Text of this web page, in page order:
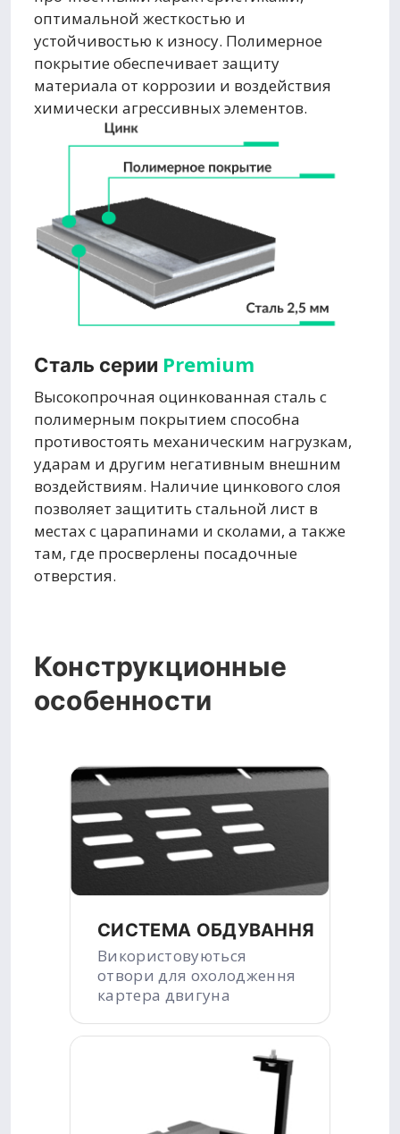
оптимальной жесткостью и
устойчивостью к износу. Полимерное
покрытие обеспечивает защиту
материала от коррозии и воздействия
химически агрессивных элементов.
Сталь серии Premium
Высокопрочная оцинкованная сталь с
полимерным покрытием способна
противостоять механическим нагрузкам,
ударам и другим негативным внешним
воздействиям. Наличие цинкового слоя
позволяет защитить стальной лист в
местах с царапинами и сколами, а также
там, где просверлены посадочные
отверстия.
Конструкционные
особенности
СИСТЕМА ОБДУВАННЯ
Використовуються
отвори для охолодження
картера двигуна